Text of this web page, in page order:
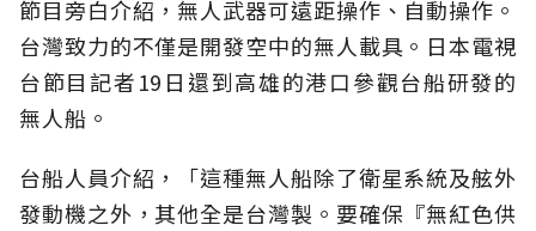
節目旁白介紹，無人武器可遠距操作、自動操作。
台灣致力的不僅是開發空中的無人載具。日本電視
台節目記者19日還到高雄的港口參觀台船研發的
無人船。
台船人員介紹，「這種無人船除了衛星系統及舷外
發動機之外，其他全是台灣製。要確保『無紅色供